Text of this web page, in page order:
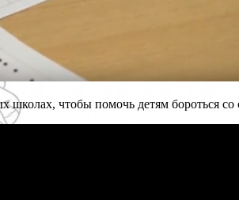
чтобы помочь детям бороться со